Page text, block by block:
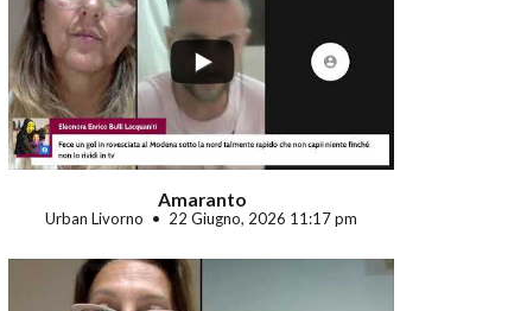
...
Amaranto
Urban Livorno 22 Giugno, 2026 11:17 pm